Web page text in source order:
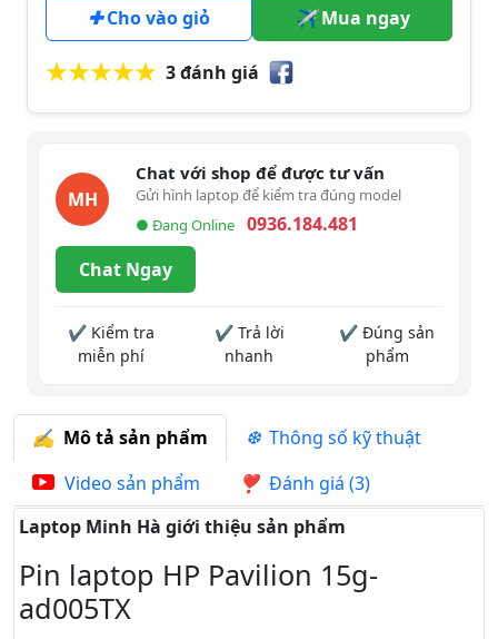
Cho vào giỏ
Mua ngay
3 đánh giá
MH
Chat với shop để được tư vấn
Gửi hình laptop để kiểm tra đúng model
● Đang Online
0936.184.481
Chat Ngay
✔ Kiểm tra
miễn phí
✔ Trả lời
nhanh
✔ Đúng sản
phẩm
Mô tả sản phẩm
Thông số kỹ thuật
Video sản phẩm
Đánh giá (3)
Laptop Minh Hà giới thiệu sản phẩm
Pin laptop HP Pavilion 15g-
ad005TX